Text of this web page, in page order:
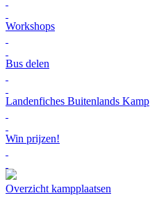
Workshops
Bus delen
Landenfiches Buitenlands Kamp
Win prijzen!
Overzicht kampplaatsen